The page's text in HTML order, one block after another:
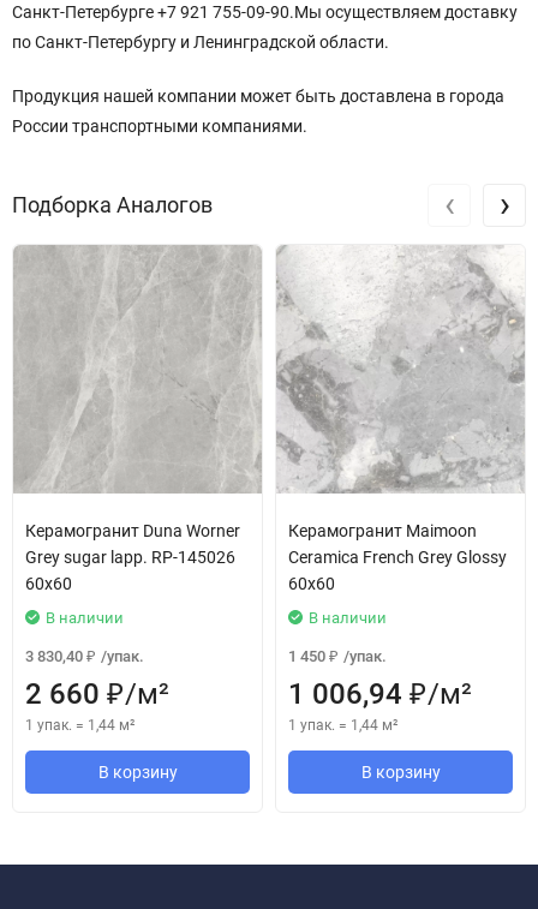
Санкт-Петербурге +7 921 755-09-90.Мы осуществляем доставку
по Санкт-Петербургу и Ленинградской области.
Продукция нашей компании может быть доставлена в города
России транспортными компаниями.
Подборка Аналогов
Керамогранит Duna Worner
Grey sugar lapp. RP-145026
60x60
В наличии
3 830,40 ₽ /упак.
2 660 ₽/м²
1 упак. = 1,44 м²
В корзину
Керамогранит Maimoon
Ceramica French Grey Glossy
60x60
В наличии
1 450 ₽ /упак.
1 006,94 ₽/м²
1 упак. = 1,44 м²
В корзину
‹ ›